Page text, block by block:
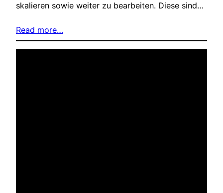
skalieren sowie weiter zu bearbeiten. Diese sind…
Read more…